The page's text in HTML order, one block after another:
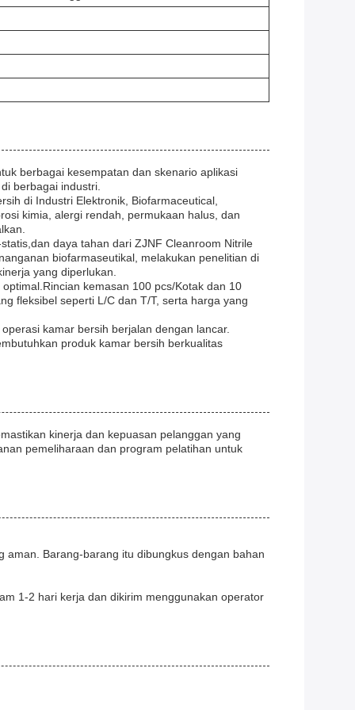
berbagai kesempatan dan skenario aplikasi
berbagai industri.
di Industri Elektronik, Biofarmaceutical,
kimia, alergi rendah, permukaan halus, dan
daya tahan dari ZJNF Cleanroom Nitrile
biofarmaseutikal, melakukan penelitian di
yang diperlukan.
kemasan 100 pcs/Kotak dan 10
fleksibel seperti L/C dan T/T, serta harga yang
kamar bersih berjalan dengan lancar.
produk kamar bersih berkualitas
kinerja dan kepuasan pelanggan yang
pemeliharaan dan program pelatihan untuk
aman. Barang-barang itu dibungkus dengan bahan
1-2 hari kerja dan dikirim menggunakan operator